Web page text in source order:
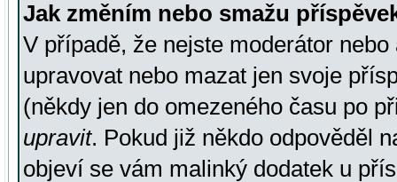
Jak změním nebo smažu
V případě, že nejste moderátor
upravovat nebo mazat jen svoje
(někdy jen do omezeného času po
upravit. Pokud již někdo odpověděl
objeví se vám malinký dodatek u